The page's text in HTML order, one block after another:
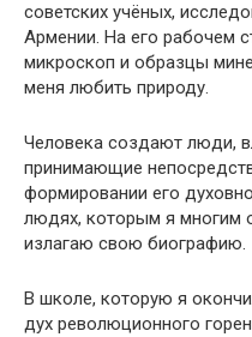
советских учёных,
Армении. На его рабочем
микроскоп и образцы
меня любить природу.
Человека создают люди,
принимающие
формировании его
людях, которым я многим
излагаю свою биографию.
В школе, которую я
дух революционного